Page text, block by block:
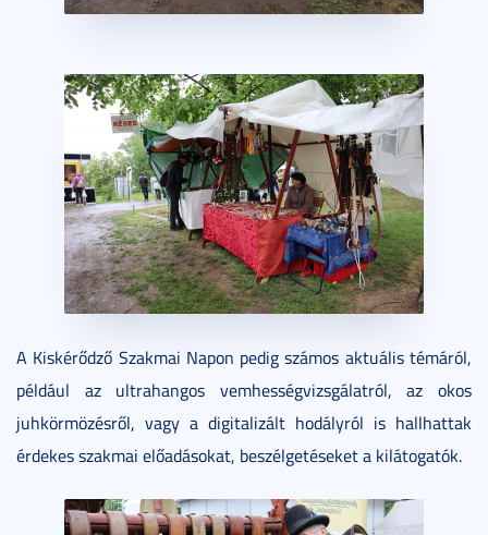
A Kiskérődző Szakmai Napon pedig számos aktuális témáról,
például az ultrahangos vemhességvizsgálatról, az okos
juhkörmözésről, vagy a digitalizált hodályról is hallhattak
érdekes szakmai előadásokat, beszélgetéseket a kilátogatók.